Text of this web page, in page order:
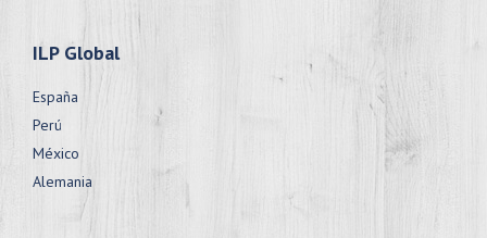
ILP Global
España
Perú
México
Alemania